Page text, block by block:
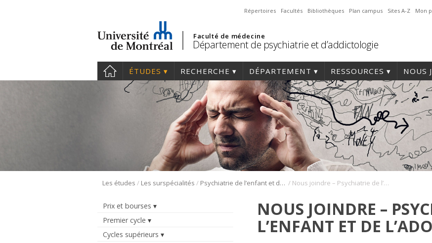
Répertoires Facultés Bibliothèques Plan campus Sites A-Z Mon
Faculté de médecine
Département de psychiatrie et d’addictologie
ÉTUDES RECHERCHE DÉPARTEMENT RESSOURCES NOUS
Les études / Les surspécialités / Psychiatrie de l’enfant et de l’adolescent / Nous joindre – Psychiatrie de l’enfant et de l’adolescent
Prix et bourses
Premier cycle
Cycles supérieurs
NOUS JOINDRE –
L’ENFANT ET DE